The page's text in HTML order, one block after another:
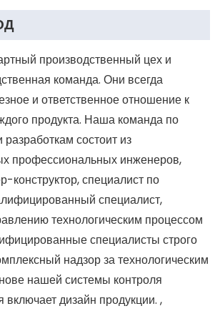
производственный цех и
команда. Они всегда
и ответственное отношение к
продукта. Наша команда по
состоит из
профессиональных инженеров,
конструктор, специалист по
специалист,
технологическим процессом
специалисты строго
надзор за технологическим
нашей системы контроля
включает дизайн продукции. ,